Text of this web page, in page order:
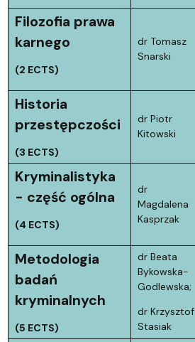
Filozofia prawa
karnego
(2 ECTS)
dr Tomasz
Snarski
Historia
przestępczości
(3 ECTS)
dr Piotr
Kitowski
Kryminalistyka
- część ogólna
(4 ECTS)
dr
Magdalena
Kasprzak
Metodologia
badań
kryminalnych
(5 ECTS)
dr Beata
Bykowska-
Godlewska;
dr Krzysztof
Stasiak